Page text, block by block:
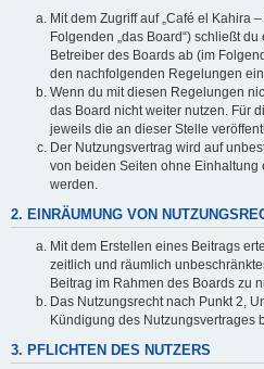
Mit dem Zugriff auf „Café el Kahira
Folgenden „das Board“) schließt
Betreiber des Boards ab (im
den nachfolgenden Regelungen
Wenn du mit diesen Regelungen
das Board nicht weiter nutzen. Für
jeweils die an dieser Stelle
Der Nutzungsvertrag wird auf
von beiden Seiten ohne Einhaltung
werden.
2. EINRÄUMUNG VON
Mit dem Erstellen eines Beitrags
zeitlich und räumlich
Beitrag im Rahmen des Boards zu
Das Nutzungsrecht nach Punkt 2,
Kündigung des Nutzungsvertrages
3. PFLICHTEN DES NUTZERS